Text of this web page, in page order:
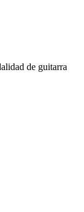
de guitarra